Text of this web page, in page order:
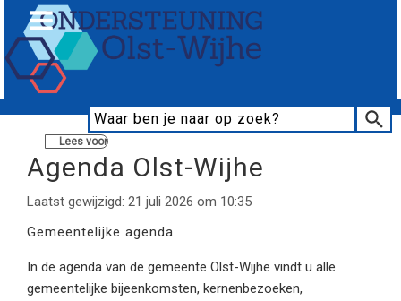
Lees voor
Agenda Olst-Wijhe
Laatst gewijzigd: 21 juli 2026 om 10:35
Gemeentelijke agenda
In de agenda van de gemeente Olst-Wijhe vindt u alle
gemeentelijke bijeenkomsten, kernenbezoeken,